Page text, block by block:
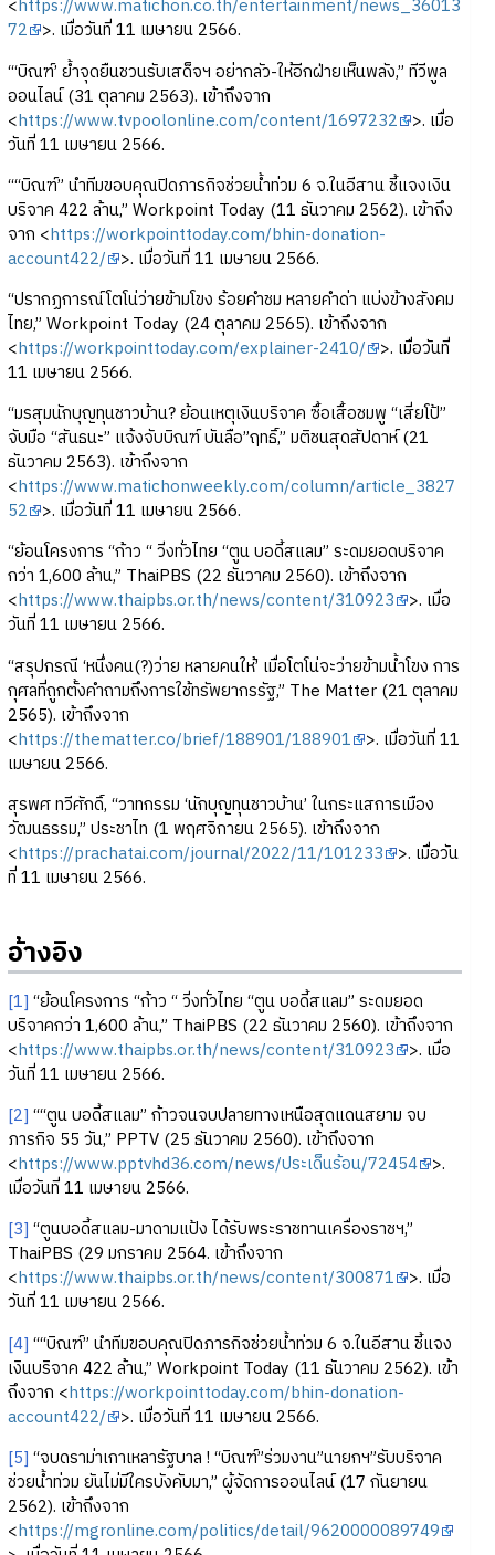
<https://www.matichon.co.th/entertainment/news_36013
72 >. เมื่อวันที่ 11 เมษายน 2566.
“‘บิณฑ์’ ย้ำจุดยืนชวนรับเสด็จฯ อย่ากลัว-ให้อีกฝ่ายเห็นพลัง,” ทีวีพูล
ออนไลน์ (31 ตุลาคม 2563). เข้าถึงจาก
<https://www.tvpoolonline.com/content/1697232 >. เมื่อ
วันที่ 11 เมษายน 2566.
““บิณฑ์” นำทีมขอบคุณปิดภารกิจช่วยน้ำท่วม 6 จ.ในอีสาน ชี้แจงเงิน
บริจาค 422 ล้าน,” Workpoint Today (11 ธันวาคม 2562). เข้าถึง
จาก <https://workpointtoday.com/bhin-donation-
account422/ >. เมื่อวันที่ 11 เมษายน 2566.
“ปรากฏการณ์โตโน่ว่ายข้ามโขง ร้อยคำชม หลายคำด่า แบ่งข้างสังคม
ไทย,” Workpoint Today (24 ตุลาคม 2565). เข้าถึงจาก
<https://workpointtoday.com/explainer-2410/ >. เมื่อวันที่
11 เมษายน 2566.
“มรสุมนักบุญทุนชาวบ้าน? ย้อนเหตุเงินบริจาค ซื้อเสื้อชมพู “เสี่ยโป้”
จับมือ “สันธนะ” แจ้งจับบิณฑ์ บันลือ”ฤทธิ์,” มติชนสุดสัปดาห์ (21
ธันวาคม 2563). เข้าถึงจาก
<https://www.matichonweekly.com/column/article_3827
52 >. เมื่อวันที่ 11 เมษายน 2566.
“ย้อนโครงการ “ก้าว “ วิ่งทั่วไทย “ตูน บอดี้สแลม” ระดมยอดบริจาค
กว่า 1,600 ล้าน,” ThaiPBS (22 ธันวาคม 2560). เข้าถึงจาก
<https://www.thaipbs.or.th/news/content/310923 >. เมื่อ
วันที่ 11 เมษายน 2566.
“สรุปกรณี ‘หนึ่งคน(?)ว่าย หลายคนให้’ เมื่อโตโน่จะว่ายข้ามน้ำโขง การ
กุศลที่ถูกตั้งคำถามถึงการใช้ทรัพยากรรัฐ,” The Matter (21 ตุลาคม
2565). เข้าถึงจาก
<https://thematter.co/brief/188901/188901 >. เมื่อวันที่ 11
เมษายน 2566.
สุรพศ ทวีศักดิ์, “วาทกรรม ‘นักบุญทุนชาวบ้าน’ ในกระแสการเมือง
วัฒนธรรม,” ประชาไท (1 พฤศจิกายน 2565). เข้าถึงจาก
<https://prachatai.com/journal/2022/11/101233 >. เมื่อวัน
ที่ 11 เมษายน 2566.
อ้างอิง
[1] “ย้อนโครงการ “ก้าว “ วิ่งทั่วไทย “ตูน บอดี้สแลม” ระดมยอด
บริจาคกว่า 1,600 ล้าน,” ThaiPBS (22 ธันวาคม 2560). เข้าถึงจาก
<https://www.thaipbs.or.th/news/content/310923 >. เมื่อ
วันที่ 11 เมษายน 2566.
[2] ““ตูน บอดี้สแลม” ก้าวจนจบปลายทางเหนือสุดแดนสยาม จบ
ภารกิจ 55 วัน,” PPTV (25 ธันวาคม 2560). เข้าถึงจาก
<https://www.pptvhd36.com/news/ประเด็นร้อน/72454 >.
เมื่อวันที่ 11 เมษายน 2566.
[3] “ตูนบอดี้สแลม-มาดามแป้ง ได้รับพระราชทานเครื่องราชฯ,”
ThaiPBS (29 มกราคม 2564. เข้าถึงจาก
<https://www.thaipbs.or.th/news/content/300871 >. เมื่อ
วันที่ 11 เมษายน 2566.
[4] ““บิณฑ์” นำทีมขอบคุณปิดภารกิจช่วยน้ำท่วม 6 จ.ในอีสาน ชี้แจง
เงินบริจาค 422 ล้าน,” Workpoint Today (11 ธันวาคม 2562). เข้า
ถึงจาก <https://workpointtoday.com/bhin-donation-
account422/ >. เมื่อวันที่ 11 เมษายน 2566.
[5] “จบดราม่าเกาเหลารัฐบาล ! “บิณฑ์”ร่วมงาน”นายกฯ”รับบริจาค
ช่วยน้ำท่วม ยันไม่มีใครบังคับมา,” ผู้จัดการออนไลน์ (17 กันยายน
2562). เข้าถึงจาก
<https://mgronline.com/politics/detail/9620000089749